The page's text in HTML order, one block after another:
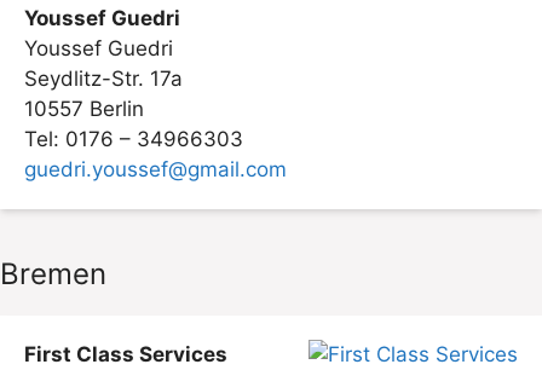
Youssef Guedri
Youssef Guedri
Seydlitz-Str. 17a
10557 Berlin
Tel: 0176 – 34966303
guedri.youssef@gmail.com
Bremen
First Class Services